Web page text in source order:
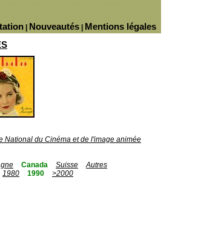
Mentions légales
Nouveautés
National du Cinéma et de l'image animée
Canada Suisse
Autres
1980 1990
>2000